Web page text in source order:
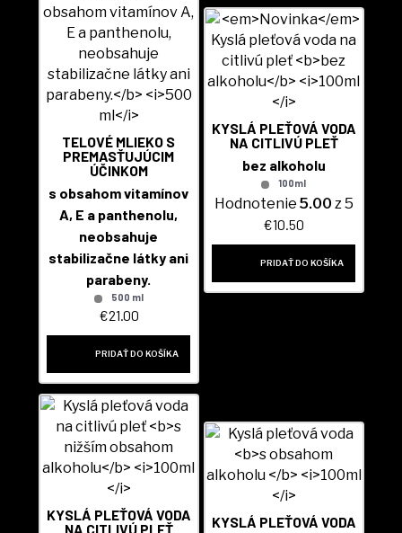
TELOVÉ MLIEKO S
PREMASŤUJÚCIM
ÚČINKOM
s obsahom vitamínov
A, E a panthenolu,
neobsahuje
stabilizačne látky ani
parabeny.
500 ml
€21.00
PRIDAŤ DO KOŠÍKA
KYSLÁ PLEŤOVÁ VODA
NA CITLIVÚ PLEŤ
bez alkoholu
100ml
Hodnotenie 5.00 z 5
€10.50
PRIDAŤ DO KOŠÍKA
KYSLÁ PLEŤOVÁ VODA
NA CITLIVÚ PLEŤ
KYSLÁ PLEŤOVÁ VODA